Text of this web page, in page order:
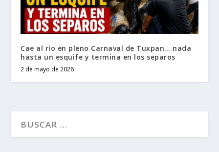
Cae al río en pleno Carnaval de Tuxpan… nada
hasta un esquife y termina en los separos
2 de mayo de 2026